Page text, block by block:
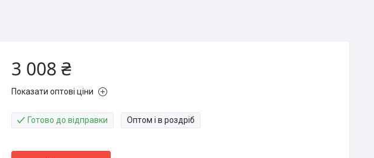
3 008 ₴
Показати оптові ціни
Готово до відправки Оптом і в роздріб